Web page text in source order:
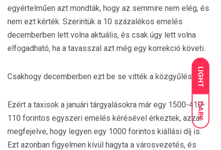
LIGHT
DARK
egyértelműen azt mondták, hogy az semmire nem elég, és
nem ezt kérték. Szerintük a 10 százalékos emelés
decemberben lett volna aktuális, és csak úgy lett volna
elfogadható, ha a tavasszal azt még egy korrekció követi.
Csakhogy decemberben ezt be se vitték a közgyűlés elé.
Ezért a taxisok a januári tárgyalásokra már egy 1500-410-
110 forintos egyszeri emelés kérésével érkeztek, azzal
megfejelve, hogy legyen egy 1000 forintos kiállási díj is.
Ezt azonban figyelmen kívül hagyta a városvezetés, és